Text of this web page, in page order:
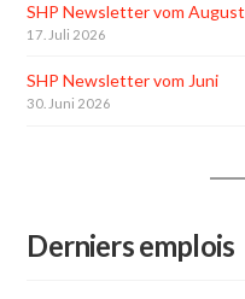
SHP Newsletter vom August
17. Juli 2026
SHP Newsletter vom Juni
30. Juni 2026
Derniers emplois